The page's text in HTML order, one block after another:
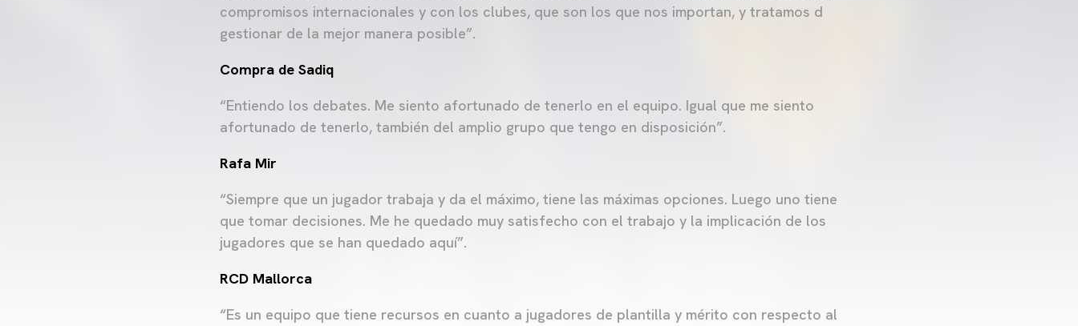
compromisos internacionales y con los clubes, que son los que nos importan, y tratamos d
gestionar de la mejor manera posible”.
Compra de Sadiq
“Entiendo los debates. Me siento afortunado de tenerlo en el equipo. Igual que me siento
afortunado de tenerlo, también del amplio grupo que tengo en disposición”.
Rafa Mir
“Siempre que un jugador trabaja y da el máximo, tiene las máximas opciones. Luego uno tiene
que tomar decisiones. Me he quedado muy satisfecho con el trabajo y la implicación de los
jugadores que se han quedado aquí”.
RCD Mallorca
“Es un equipo que tiene recursos en cuanto a jugadores de plantilla y mérito con respecto al